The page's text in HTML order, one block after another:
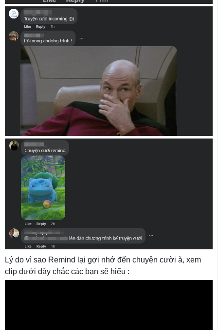
Lý do vì sao Remind lại gợi nhớ đến chuyện cười à, xem
clip dưới đây chắc các bạn sẽ hiểu :